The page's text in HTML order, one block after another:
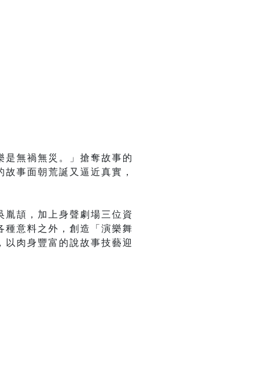
是無禍無災。」搶奪故事的
故事面朝荒誕又逼近真實，
頡，加上身聲劇場三位資
種意料之外，創造「演樂舞
肉身豐富的說故事技藝迎